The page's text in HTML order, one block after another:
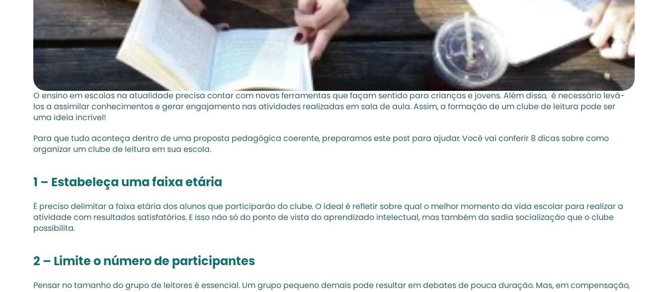
O ensino em escolas na atualidade precisa contar com novas ferramentas que façam sentido para crianças e jovens. Além disso,  é necessário levá-
los a assimilar conhecimentos e gerar engajamento nas atividades realizadas em sala de aula. Assim, a formação de um clube de leitura pode ser
uma ideia incrível!
Para que tudo aconteça dentro de uma proposta pedagógica coerente, preparamos este post para ajudar. Você vai conferir 8 dicas sobre como
organizar um clube de leitura em sua escola.
1 – Estabeleça uma faixa etária
É preciso delimitar a faixa etária dos alunos que participarão do clube. O ideal é refletir sobre qual o melhor momento da vida escolar para realizar a
atividade com resultados satisfatórios. E isso não só do ponto de vista do aprendizado intelectual, mas também da sadia socialização que o clube
possibilita.
2 – Limite o número de participantes
Pensar no tamanho do grupo de leitores é essencial. Um grupo pequeno demais pode resultar em debates de pouca duração. Mas, em compensação,